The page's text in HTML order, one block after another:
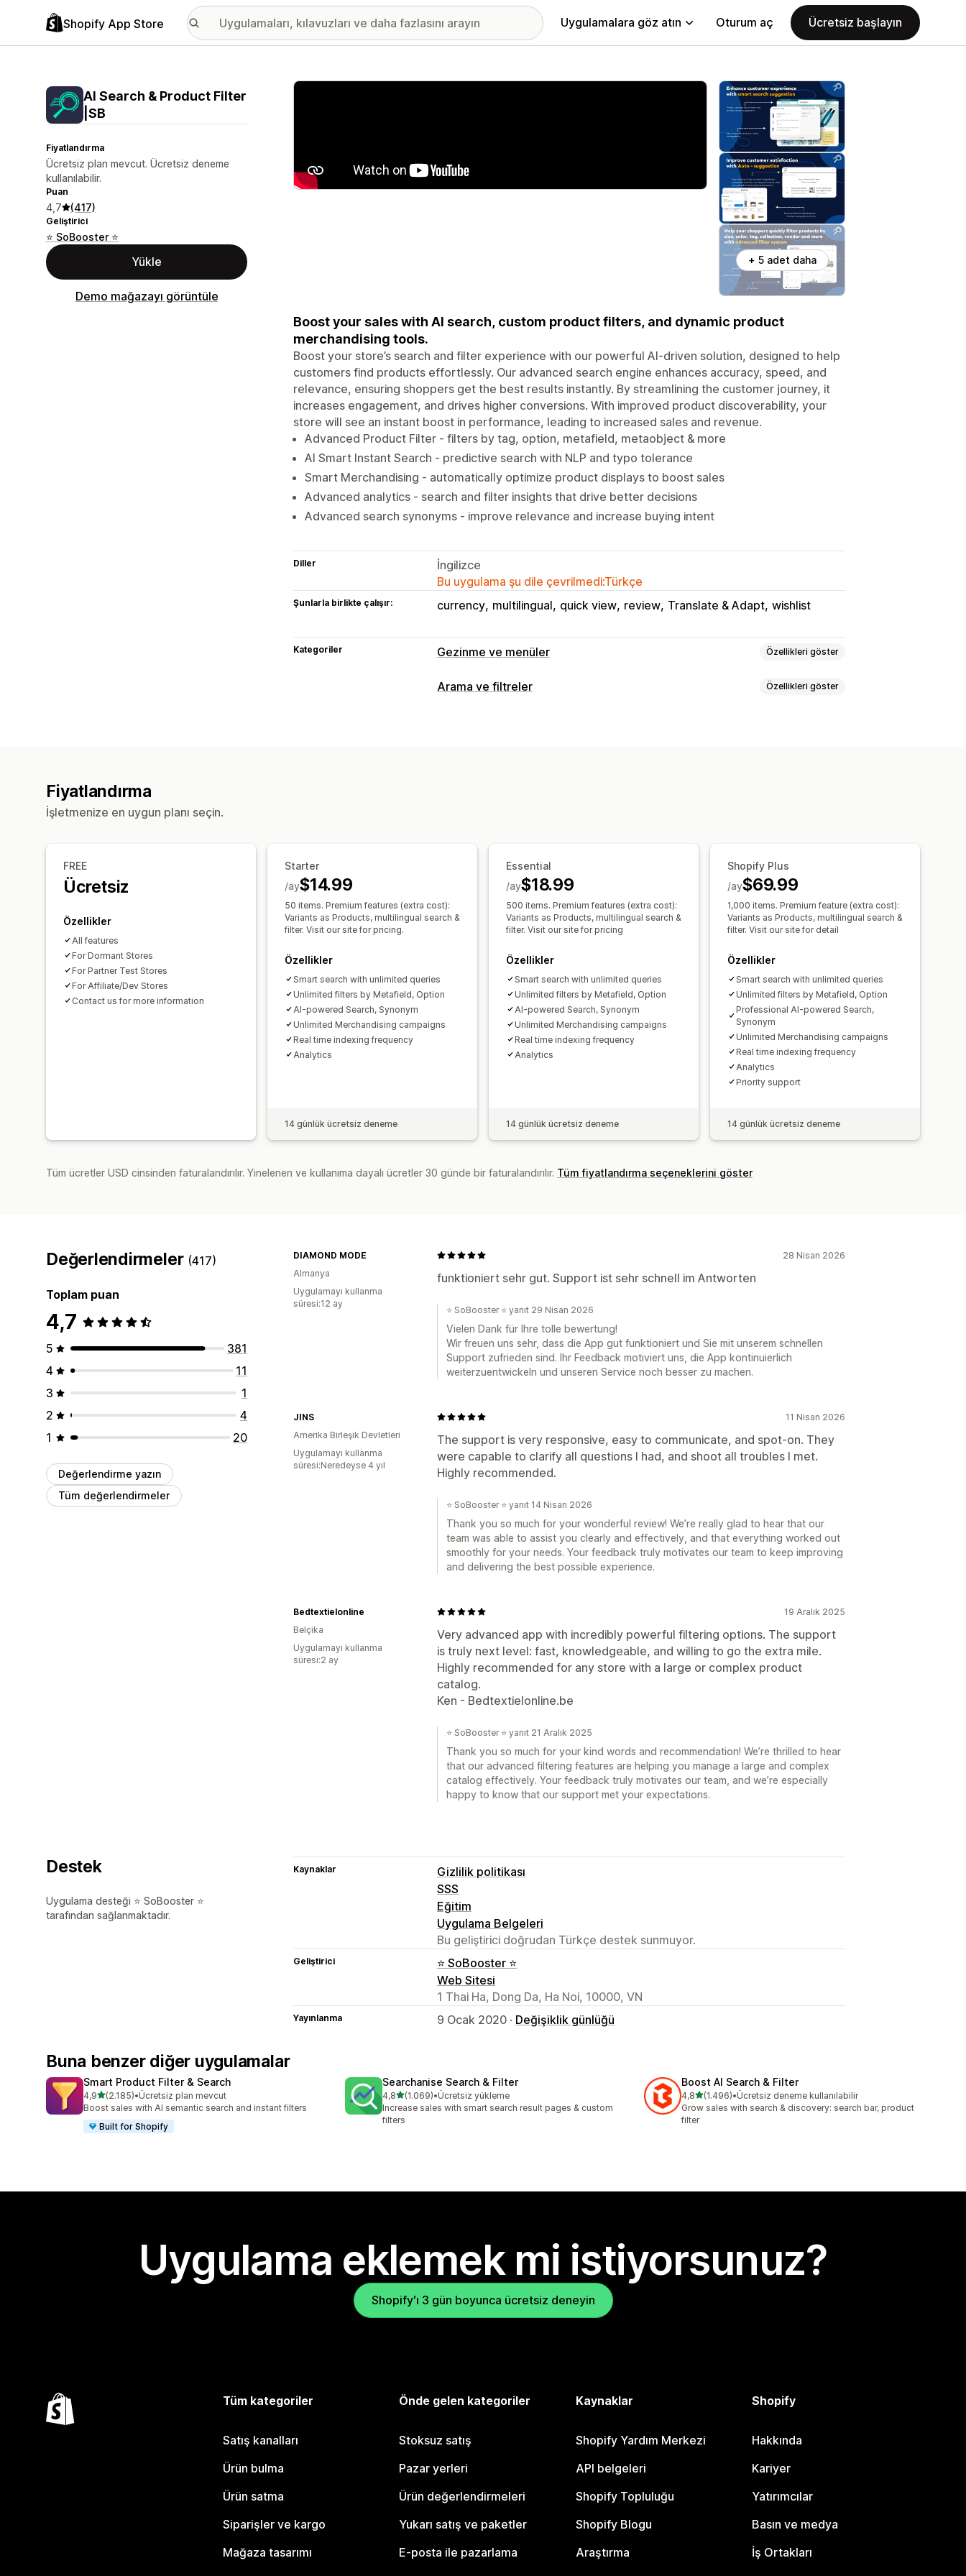
Shopify App Store Uygulamalara göz atın Oturum aç Ücretsiz başlayın
AI Search & Product Filter
|SB
Fiyatlandırma
Ücretsiz plan mevcut. Ücretsiz deneme
kullanılabilir.
Puan
4,7 (417)
Geliştirici
⭐ SoBooster ⭐
Yükle
Demo mağazayı görüntüle
Öne çıkan görsel galerisi
+ 5 adet daha
Boost your sales with AI search, custom product filters, and dynamic product
merchandising tools.
Boost your store’s search and filter experience with our powerful AI-driven solution, designed to help
customers find products effortlessly. Our advanced search engine enhances accuracy, speed, and
relevance, ensuring shoppers get the best results instantly. By streamlining the customer journey, it
increases engagement, and drives higher conversions. With improved product discoverability, your
store will see an instant boost in performance, leading to increased sales and revenue.
Advanced Product Filter - filters by tag, option, metafield, metaobject & more
AI Smart Instant Search - predictive search with NLP and typo tolerance
Smart Merchandising - automatically optimize product displays to boost sales
Advanced analytics - search and filter insights that drive better decisions
Advanced search synonyms - improve relevance and increase buying intent
Diller
İngilizce
Bu uygulama şu dile çevrilmedi:Türkçe
Şunlarla birlikte çalışır: currency multilingual quick view review Translate & Adapt wishlist
Kategoriler Gezinme ve menüler Özellikleri göster
Menü tarzı
Arama ve filtreler Özellikleri göster
Mobil duyarlı
Özel filtreler
Arama sonuçları sayfası
Yapay zeka analizleri Filtre kullanımı Gerçek zamanlı analizler
Davranış analizleri Arama sorguları
Fiyatlandırma
İşletmenize en uygun planı seçin.
FREE
Ücretsiz
Özellikler
All features
For Dormant Stores
For Partner Test Stores
For Affiliate/Dev Stores
Contact us for more information
Starter
$14.99
/ay
50 items. Premium features (extra cost):
Variants as Products, multilingual search &
filter. Visit our site for pricing.
Özellikler
Smart search with unlimited queries
Unlimited filters by Metafield, Option
AI-powered Search, Synonym
Unlimited Merchandising campaigns
Real time indexing frequency
Analytics
14 günlük ücretsiz deneme
Essential
$18.99
/ay
500 items. Premium features (extra cost):
Variants as Products, multilingual search &
filter. Visit our site for pricing
Özellikler
Smart search with unlimited queries
Unlimited filters by Metafield, Option
AI-powered Search, Synonym
Unlimited Merchandising campaigns
Real time indexing frequency
Analytics
14 günlük ücretsiz deneme
Shopify Plus
$69.99
/ay
1,000 items. Premium feature (extra cost):
Variants as Products, multilingual search &
filter. Visit our site for detail
Özellikler
Smart search with unlimited queries
Unlimited filters by Metafield, Option
Professional AI-powered Search,
Synonym
Unlimited Merchandising campaigns
Real time indexing frequency
Analytics
Priority support
14 günlük ücretsiz deneme
Tüm ücretler USD cinsinden faturalandırılır. Yinelenen ve kullanıma dayalı ücretler 30 günde bir faturalandırılır. Tüm fiyatlandırma seçeneklerini göster
Değerlendirmeler (417)
Toplam puan
4,7
5
381
4
11
3
1
2
4
1
20
Değerlendirme yazın
Tüm değerlendirmeler
28 Nisan 2026
funktioniert sehr gut. Support ist sehr schnell im Antworten
DIAMOND MODE
Almanya
Uygulamayı kullanma
süresi:12 ay
⭐ SoBooster ⭐ yanıt 29 Nisan 2026
Vielen Dank für Ihre tolle bewertung!
Wir freuen uns sehr, dass die App gut funktioniert und Sie mit unserem schnellen
Support zufrieden sind. Ihr Feedback motiviert uns, die App kontinuierlich
weiterzuentwickeln und unseren Service noch besser zu machen.
11 Nisan 2026
The support is very responsive, easy to communicate, and spot-on. They
were capable to clarify all questions I had, and shoot all troubles I met.
Highly recommended.
JINS
Amerika Birleşik Devletleri
Uygulamayı kullanma
süresi:Neredeyse 4 yıl
⭐ SoBooster ⭐ yanıt 14 Nisan 2026
Thank you so much for your wonderful review! We’re really glad to hear that our
team was able to assist you clearly and effectively, and that everything worked out
smoothly for your needs. Your feedback truly motivates our team to keep improving
and delivering the best possible experience.
19 Aralık 2025
Very advanced app with incredibly powerful filtering options. The support
is truly next level: fast, knowledgeable, and willing to go the extra mile.
Highly recommended for any store with a large or complex product
catalog.
Ken - Bedtextielonline.be
Bedtextielonline
Belçika
Uygulamayı kullanma
süresi:2 ay
⭐ SoBooster ⭐ yanıt 21 Aralık 2025
Thank you so much for your kind words and recommendation! We’re thrilled to hear
that our advanced filtering features are helping you manage a large and complex
catalog effectively. Your feedback truly motivates our team, and we’re especially
happy to know that our support met your expectations.
Destek
Uygulama desteği ⭐ SoBooster ⭐
tarafından sağlanmaktadır.
Kaynaklar
Gizlilik politikası
SSS
Eğitim
Uygulama Belgeleri
Bu geliştirici doğrudan Türkçe destek sunmuyor.
Geliştirici
⭐ SoBooster ⭐
Web Sitesi
1 Thai Ha, Dong Da, Ha Noi, 10000, VN
Yayınlanma 9 Ocak 2020 · Değişiklik günlüğü
Buna benzer diğer uygulamalar
Smart Product Filter & Search
4,95 yıldız üzerinden
(2.185)
toplam 2185 değerlendirme
•Ücretsiz plan mevcut
Boost sales with AI semantic search and instant filters
Built for Shopify
Searchanise Search & Filter
4,85 yıldız üzerinden
(1.069)
toplam 1069 değerlendirme
•Ücretsiz yükleme
Increase sales with smart search result pages & custom
filters
Boost AI Search & Filter
4,85 yıldız üzerinden
(1.496)
toplam 1496 değerlendirme
•Ücretsiz deneme kullanılabilir
Grow sales with search & discovery: search bar, product
filter
Uygulama eklemek mi istiyorsunuz?
Shopify'ı 3 gün boyunca ücretsiz deneyin
Tüm kategoriler
Satış kanalları
Ürün bulma
Ürün satma
Siparişler ve kargo
Mağaza tasarımı
Önde gelen kategoriler
Stoksuz satış
Pazar yerleri
Ürün değerlendirmeleri
Yukarı satış ve paketler
E-posta ile pazarlama
Kaynaklar
Shopify Yardım Merkezi
API belgeleri
Shopify Topluluğu
Shopify Blogu
Araştırma
Shopify
Hakkında
Kariyer
Yatırımcılar
Basın ve medya
İş Ortakları